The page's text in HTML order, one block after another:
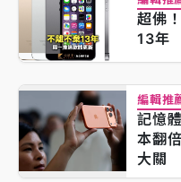
超佛
13年
編輯推
記憶
本翻
大關